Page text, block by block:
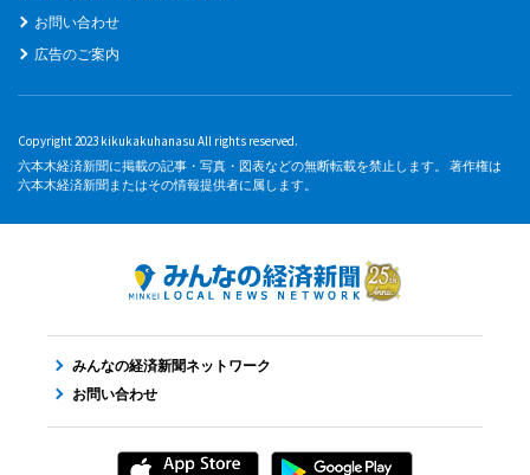
お問い合わせ
広告のご案内
Copyright 2023 kikukakuhanasu All rights reserved.
六本木経済新聞に掲載の記事・写真・図表などの無断転載を禁止します。 著作権は
六本木経済新聞またはその情報提供者に属します。
みんなの経済新聞ネットワーク
お問い合わせ